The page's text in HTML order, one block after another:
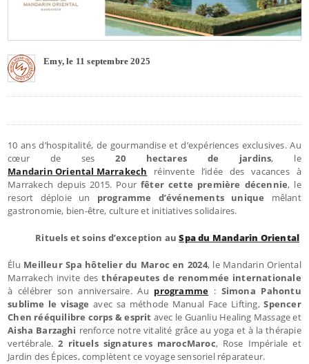
Emy, le 11 septembre 2025
10 ans d’hospitalité, de gourmandise et d’expériences exclusives. Au
cœur de ses20 hectares de jardins, le
Mandarin Oriental Marrakech réinvente l’idée des vacances à
Marrakech depuis 2015. Pourfêter cette première décennie, le
resort déploie un programme d’événements unique mêlant
gastronomie, bien-être, culture et initiatives solidaires.
Rituels et soins d’exception auSpa du Mandarin Oriental
Élu Meilleur Spa hôtelier du Maroc en 2024, le Mandarin Oriental
Marrakech invite desthérapeutes de renommée internationale
à célébrer son anniversaire. Au programme : Simona Pahontu
sublime le visageavec sa méthode Manual Face Lifting,Spencer
Chen rééquilibre corps & esprit avec le Guanliu Healing Massage et
Aisha Barzaghi renforce notre vitalité grâce au yoga et à la thérapie
vertébrale.2 rituels signatures marocMaroc, Rose Impériale et
Jardin des Épices, complètent ce voyage sensoriel réparateur.